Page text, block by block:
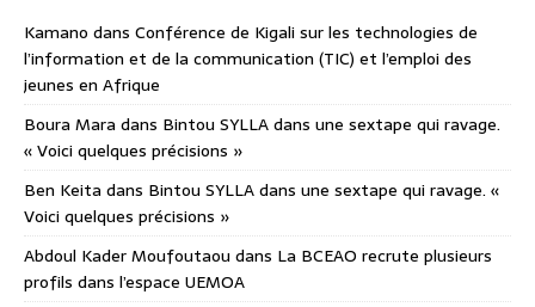
Kamano dans Conférence de Kigali sur les technologies de
l’information et de la communication (TIC) et l’emploi des
jeunes en Afrique
Boura Mara dans Bintou SYLLA dans une sextape qui ravage.
« Voici quelques précisions »
Ben Keita dans Bintou SYLLA dans une sextape qui ravage. «
Voici quelques précisions »
Abdoul Kader Moufoutaou dans La BCEAO recrute plusieurs
profils dans l’espace UEMOA